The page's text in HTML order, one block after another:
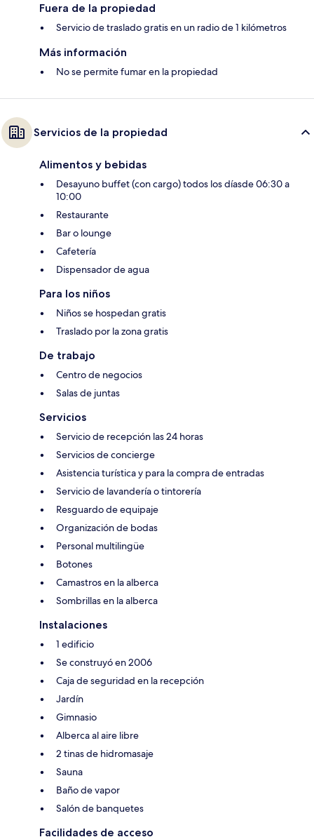
Fuera de la propiedad
Servicio de traslado gratis en un radio de 1 kilómetros
Más información
No se permite fumar en la propiedad
Servicios de la propiedad
Alimentos y bebidas
Desayuno buffet (con cargo) todos los díasde 06:30 a
10:00
Restaurante
Bar o lounge
Cafetería
Dispensador de agua
Para los niños
Niños se hospedan gratis
Traslado por la zona gratis
De trabajo
Centro de negocios
Salas de juntas
Servicios
Servicio de recepción las 24 horas
Servicios de concierge
Asistencia turística y para la compra de entradas
Servicio de lavandería o tintorería
Resguardo de equipaje
Organización de bodas
Personal multilingüe
Botones
Camastros en la alberca
Sombrillas en la alberca
Instalaciones
1 edificio
Se construyó en 2006
Caja de seguridad en la recepción
Jardín
Gimnasio
Alberca al aire libre
2 tinas de hidromasaje
Sauna
Baño de vapor
Salón de banquetes
Facilidades de acceso